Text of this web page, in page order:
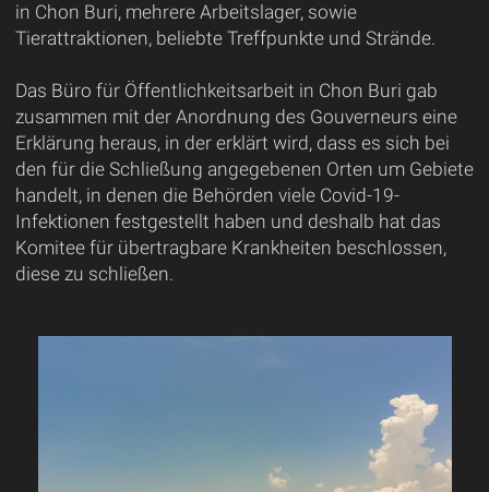
in Chon Buri, mehrere Arbeitslager, sowie
Tierattraktionen, beliebte Treffpunkte und Strände.
Das Büro für Öffentlichkeitsarbeit in Chon Buri gab
zusammen mit der Anordnung des Gouverneurs eine
Erklärung heraus, in der erklärt wird, dass es sich bei
den für die Schließung angegebenen Orten um Gebiete
handelt, in denen die Behörden viele Covid-19-
Infektionen festgestellt haben und deshalb hat das
Komitee für übertragbare Krankheiten beschlossen,
diese zu schließen.